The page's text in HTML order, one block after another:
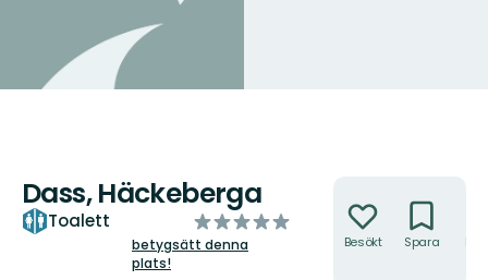
Dass, Häckeberga
Toalett
av
5
betygsätt denna
plats!
Besökt Spara